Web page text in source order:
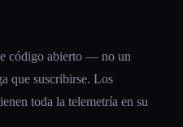
código abierto — no un
que suscribirse. Los
toda la telemetría en su